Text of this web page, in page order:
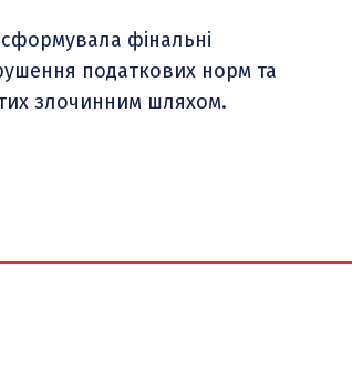
фінальні
податкових норм та
злочинним шляхом.